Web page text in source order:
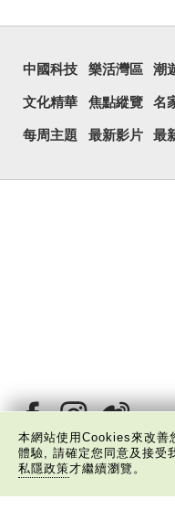
中國科技 樂活灣區 潮
文化精華 焦點縱覽 名
每周主題 最新影片 最
關於我們 版權告示
本網站使用Cookies來改善
體驗, 請確定您同意及接受
私隱政策才繼續瀏覽。